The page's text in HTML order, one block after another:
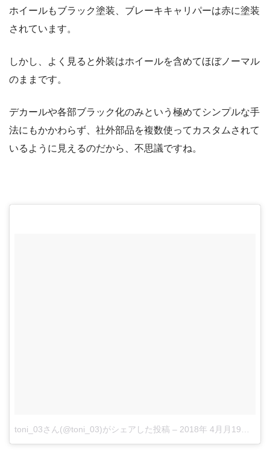
ホイールもブラック塗装、ブレーキキャリパーは赤に塗装
されています。
しかし、よく見ると外装はホイールを含めてほぼノーマル
のままです。
デカールや各部ブラック化のみという極めてシンプルな手
法にもかかわらず、社外部品を複数使ってカスタムされて
いるように見えるのだから、不思議ですね。
toni_03さん(@toni_03)がシェアした投稿 – 2018年 4月月19日午後12時49分PDT